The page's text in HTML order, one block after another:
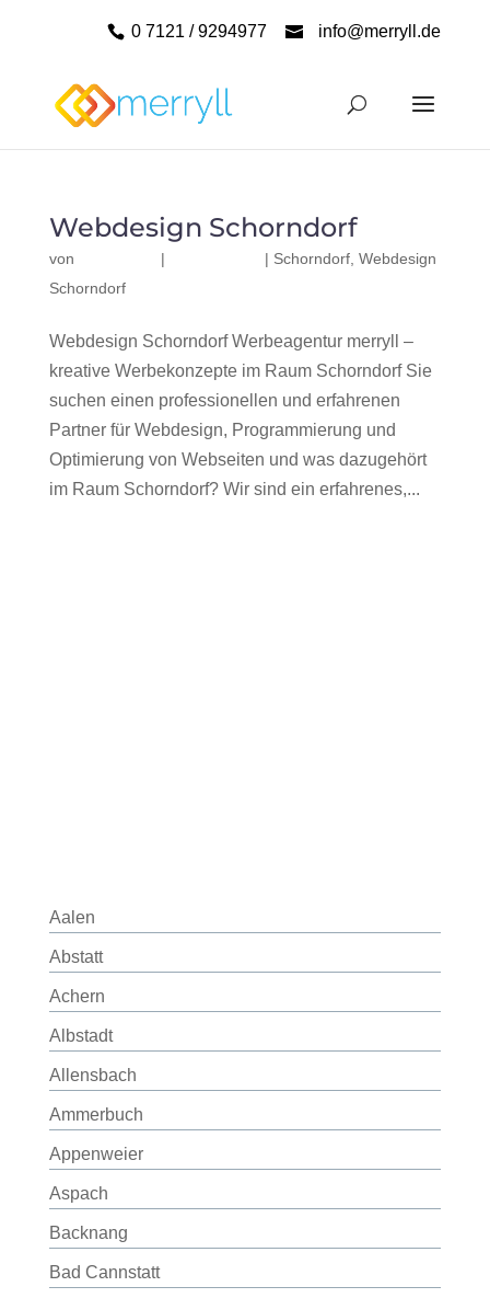
0 7121 / 9294977 info@merryll.de
Webdesign Schorndorf
von | | Schorndorf, Webdesign
Schorndorf
Webdesign Schorndorf Werbeagentur merryll –
kreative Werbekonzepte im Raum Schorndorf Sie
suchen einen professionellen und erfahrenen
Partner für Webdesign, Programmierung und
Optimierung von Webseiten und was dazugehört
im Raum Schorndorf? Wir sind ein erfahrenes,...
Aalen
Abstatt
Achern
Albstadt
Allensbach
Ammerbuch
Appenweier
Aspach
Backnang
Bad Cannstatt